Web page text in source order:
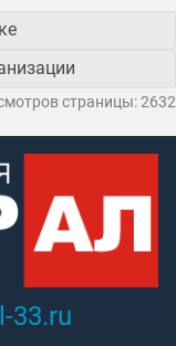
страницы: 2632
33.ru